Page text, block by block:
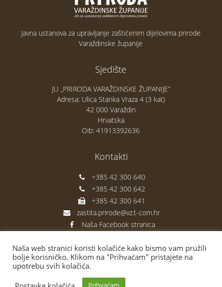
Javna ustanova za upravljanje zaštićenim dijelovima prirode
Varaždinske županije
Sjedište
JU „PRIRODA VARAŽDINSKE ŽUPANIJE“
Adresa: Ulica Stanka Vraza 4 (3 kat)
42 000 Varaždin
Hrvatska
Oib: 41913392636
Kontakti
+385 42 300 640
+385 42 300 642
+385 42 300 641
zastita.prirode@vz.t-com.hr
Naša Facebook stranica
Naša web stranici koristi kolačiće kako bismo vam pružili
bolje korisničko. Klikom na "Prihvaćam" pristajete na
upotrebu svih kolačića.
Prihvaćam